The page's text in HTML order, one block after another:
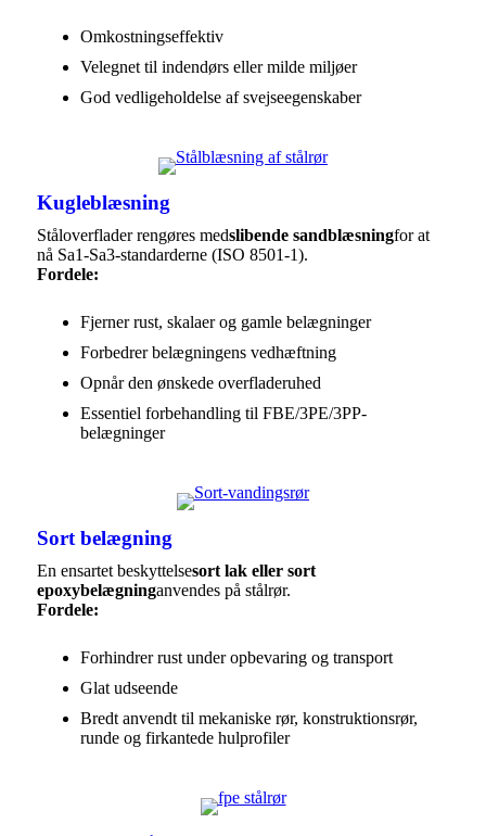
Omkostningseffektiv
Velegnet til indendørs eller milde miljøer
God vedligeholdelse af svejseegenskaber
Kugleblæsning
Ståloverflader rengøres medslibende sandblæsningfor at
nå Sa1-Sa3-standarderne (ISO 8501-1).
Fordele:
Fjerner rust, skalaer og gamle belægninger
Forbedrer belægningens vedhæftning
Opnår den ønskede overfladeruhed
Essentiel forbehandling til FBE/3PE/3PP-
belægninger
Sort belægning
En ensartet beskyttelsesort lak eller sort
epoxybelægninganvendes på stålrør.
Fordele:
Forhindrer rust under opbevaring og transport
Glat udseende
Bredt anvendt til mekaniske rør, konstruktionsrør,
runde og firkantede hulprofiler